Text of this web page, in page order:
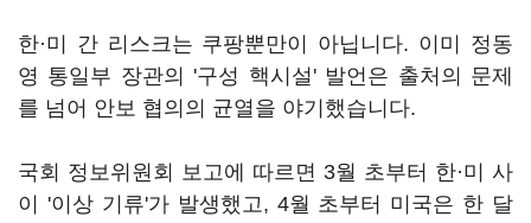
한·미 간 리스크는 쿠팡뿐만이 아닙니다. 이미 정동
영 통일부 장관의 '구성 핵시설' 발언은 출처의 문제
를 넘어 안보 협의의 균열을 야기했습니다.
국회 정보위원회 보고에 따르면 3월 초부터 한·미 사
이 '이상 기류'가 발생했고, 4월 초부터 미국은 한 달